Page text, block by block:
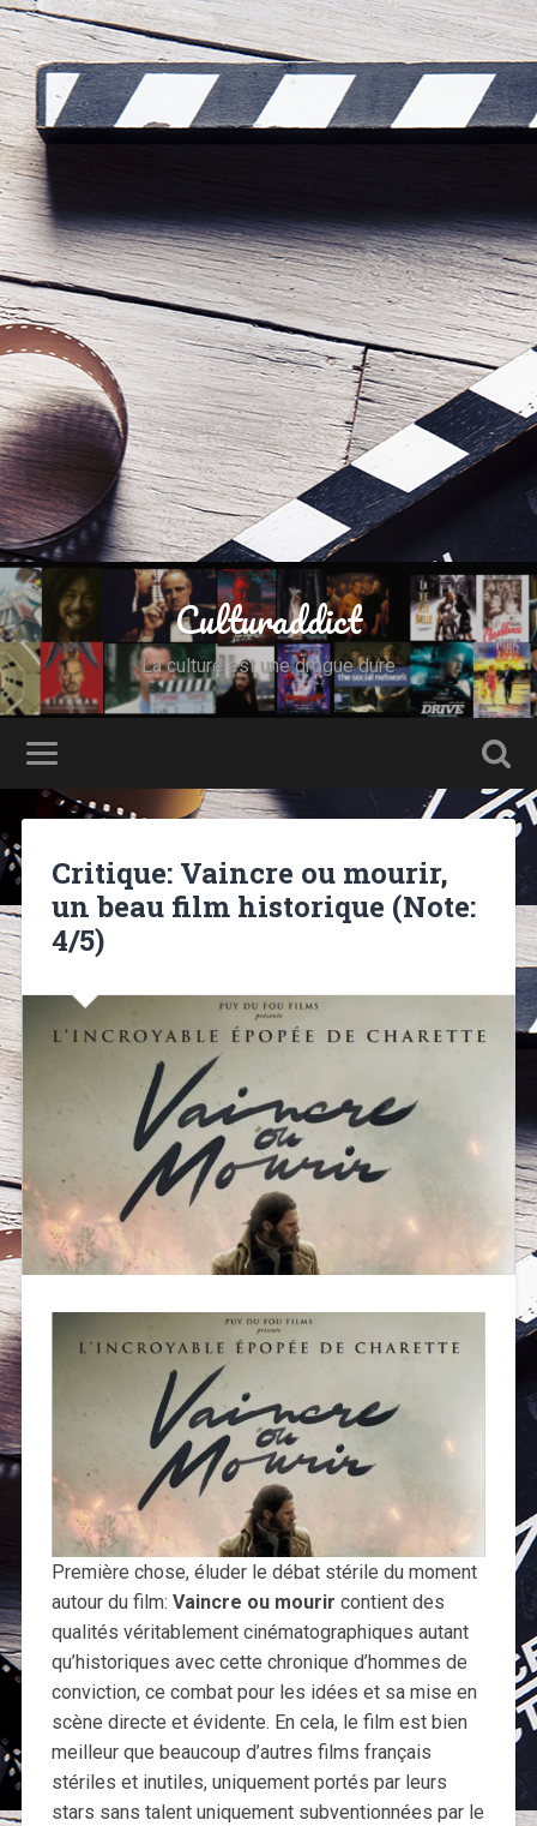
Culturaddict
La culture est une drogue dure
Critique: Vaincre ou mourir,
un beau film historique (Note:
4/5)
Première chose, éluder le débat stérile du moment
autour du film: Vaincre ou mourir contient des
qualités véritablement cinématographiques autant
qu’historiques avec cette chronique d’hommes de
conviction, ce combat pour les idées et sa mise en
scène directe et évidente. En cela, le film est bien
meilleur que beaucoup d’autres films français
stériles et inutiles, uniquement portés par leurs
stars sans talent uniquement subventionnées par le